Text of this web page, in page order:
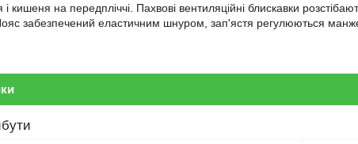
кишеня на передпліччі. Пахвові вентиляційні блискавки
забезпечений еластичним шнуром, зап'ястя регулюються